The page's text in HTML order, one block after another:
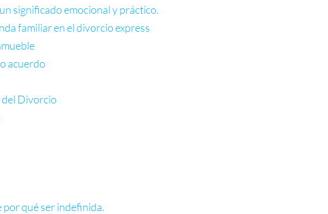
significado emocional y práctico.
familiar en el divorcio express
acuerdo
del Divorcio
qué ser indefinida.